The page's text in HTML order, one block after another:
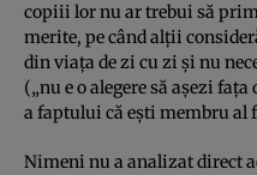
copiii lor nu ar trebui să
merite, pe când alţii
din viaţa de zi cu zi şi nu
(„nu e o alegere să aşezi
a faptului că eşti membru al
Nimeni nu a analizat direct